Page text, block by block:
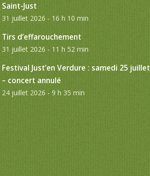
Saint-Just
31 juillet 2026 - 16 h 10 min
Tirs d’effarouchement
31 juillet 2026 - 11 h 52 min
Festival Just’en Verdure : samedi 25 juillet
– concert annulé
24 juillet 2026 - 9 h 35 min